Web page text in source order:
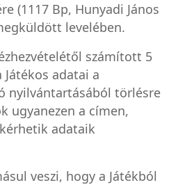
(1117 Bp, Hunyadi János
levelében.
számított 5
adatai a
nyilvántartásából törlésre
ugyanezen a címen,
adataik
veszi, hogy a Játékból